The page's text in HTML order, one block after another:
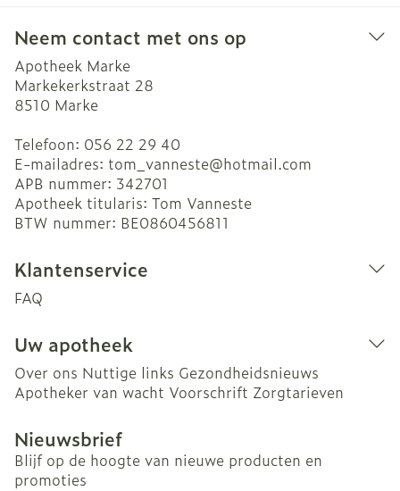
Neem contact met ons op
Apotheek Marke
Markekerkstraat 28
8510 Marke
Telefoon: 056 22 29 40
E-mailadres: tom_vanneste@hotmail.com
APB nummer: 342701
Apotheek titularis: Tom Vanneste
BTW nummer: BE0860456811
Klantenservice
FAQ
Uw apotheek
Over ons Nuttige links Gezondheidsnieuws
Apotheker van wacht Voorschrift Zorgtarieven
Nieuwsbrief
Blijf op de hoogte van nieuwe producten en
promoties